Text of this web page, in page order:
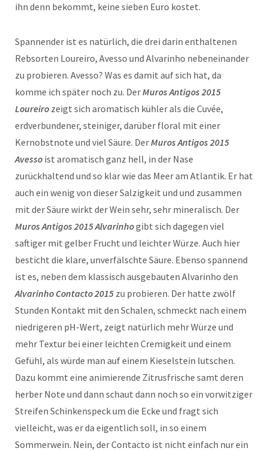
ihn denn bekommt, keine sieben Euro kostet.
Spannender ist es natürlich, die drei darin enthaltenen
Rebsorten Loureiro, Avesso und Alvarinho nebeneinander
zu probieren. Avesso? Was es damit auf sich hat, da
komme ich später noch zu. DerMuros Antigos 2015
Loureiro zeigt sich aromatisch kühler als die Cuvée,
erdverbundener, steiniger, darüber floral mit einer
Kernobstnote und viel Säure. DerMuros Antigos 2015
Avesso ist aromatisch ganz hell, in der Nase
zurückhaltend und so klar wie das Meer am Atlantik. Er hat
auch ein wenig von dieser Salzigkeit und und zusammen
mit der Säure wirkt der Wein sehr, sehr mineralisch. Der
Muros Antigos 2015 Alvarinhogibt sich dagegen viel
saftiger mit gelber Frucht und leichter Würze. Auch hier
besticht die klare, unverfälschte Säure. Ebenso spannend
ist es, neben dem klassisch ausgebauten Alvarinho den
Alvarinho Contacto 2015 zu probieren. Der hatte zwölf
Stunden Kontakt mit den Schalen, schmeckt nach einem
niedrigeren pH-Wert, zeigt natürlich mehr Würze und
mehr Textur bei einer leichten Cremigkeit und einem
Gefühl, als würde man auf einem Kieselstein lutschen.
Dazu kommt eine animierende Zitrusfrische samt deren
herber Note und dann schaut dann noch so ein vorwitziger
Streifen Schinkenspeck um die Ecke und fragt sich
vielleicht, was er da eigentlich soll, in so einem
Sommerwein. Nein, der Contacto ist nicht einfach nur ein